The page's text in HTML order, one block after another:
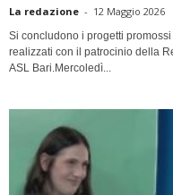
La redazione - 12 Maggio 2026
Si concludono i progetti
realizzati con il patrocinio della
ASL Bari.Mercoledì...